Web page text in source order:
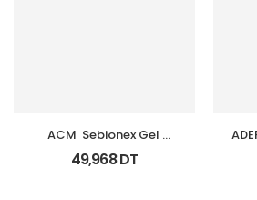
ACM  Sebionex Gel
Nettoyant Purifiant Fl
200Ml
49,968DT